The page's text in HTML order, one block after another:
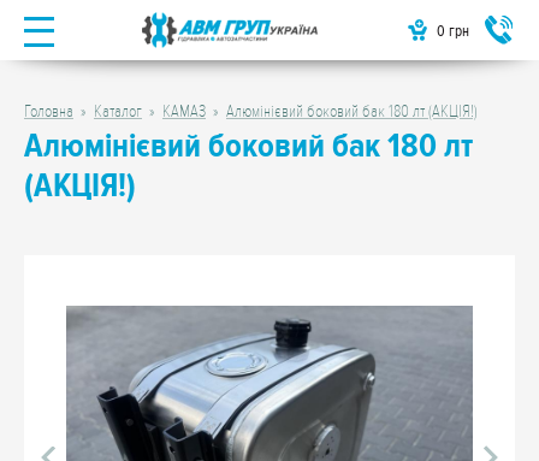
0 грн
Головна Каталог КАМАЗ Алюмінієвий боковий бак 180 лт (АКЦІЯ!)
Алюмінієвий боковий бак 180 лт
(АКЦІЯ!)